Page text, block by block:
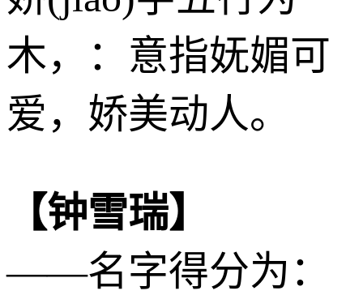
木，：意指妩媚可
爱，娇美动人。
【钟雪瑞】
——名字得分为：